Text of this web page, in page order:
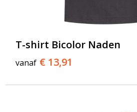
T-shirt Bicolor Naden
vanaf € 13,91